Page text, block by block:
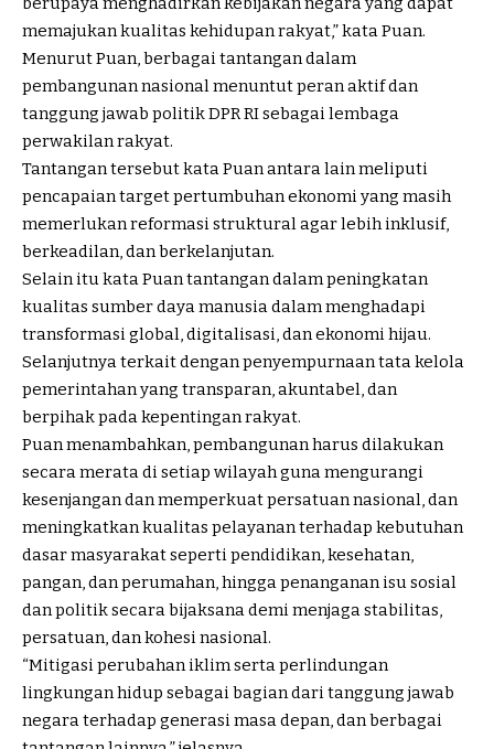
memajukan kualitas kehidupan rakyat,” kata Puan.
Menurut Puan, berbagai tantangan dalam
pembangunan nasional menuntut peran aktif dan
tanggung jawab politik DPR RI sebagai lembaga
perwakilan rakyat.
Tantangan tersebut kata Puan antara lain meliputi
pencapaian target pertumbuhan ekonomi yang masih
memerlukan reformasi struktural agar lebih inklusif,
berkeadilan, dan berkelanjutan.
Selain itu kata Puan tantangan dalam peningkatan
kualitas sumber daya manusia dalam menghadapi
transformasi global, digitalisasi, dan ekonomi hijau.
Selanjutnya terkait dengan penyempurnaan tata kelola
pemerintahan yang transparan, akuntabel, dan
berpihak pada kepentingan rakyat.
Puan menambahkan, pembangunan harus dilakukan
secara merata di setiap wilayah guna mengurangi
kesenjangan dan memperkuat persatuan nasional, dan
meningkatkan kualitas pelayanan terhadap kebutuhan
dasar masyarakat seperti pendidikan, kesehatan,
pangan, dan perumahan, hingga penanganan isu sosial
dan politik secara bijaksana demi menjaga stabilitas,
persatuan, dan kohesi nasional.
“Mitigasi perubahan iklim serta perlindungan
lingkungan hidup sebagai bagian dari tanggung jawab
negara terhadap generasi masa depan, dan berbagai